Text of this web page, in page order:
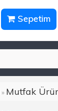
Sepetim
» Mutfak